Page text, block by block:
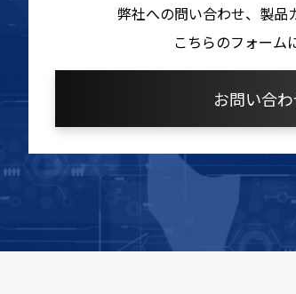
弊社への問い合わせ、製品
こちらのフォーム
お問い合